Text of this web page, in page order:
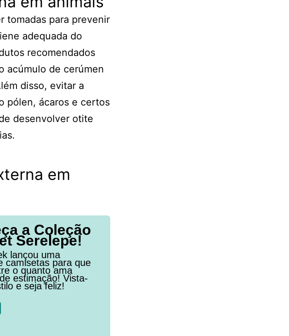
tomadas para prevenir
adequada do
recomendados
acúmulo de cerúmen
disso, evitar a
pólen, ácaros e certos
desenvolver otite
em
a Coleção
Serelepe!
lançou uma
camisetas para que
o quanto ama
estimação! Vista-
e seja feliz!